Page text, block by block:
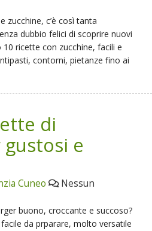
zucchine, c’è così tanta
dubbio felici di scoprire nuovi
ricette con zucchine, facili e
contorni, pietanze fino ai
di
e
Cuneo
Nessun
buono, croccante e succoso?
da prparare, molto versatile